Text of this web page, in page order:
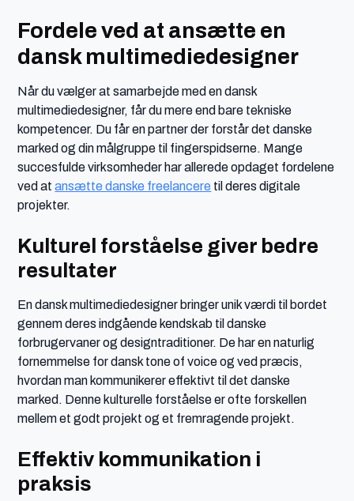
Fordele ved at ansætte en
dansk multimediedesigner
Når du vælger at samarbejde med en dansk
multimediedesigner, får du mere end bare tekniske
kompetencer. Du får en partner der forstår det danske
marked og din målgruppe til fingerspidserne. Mange
succesfulde virksomheder har allerede opdaget fordelene
ved atansætte danske freelanceretil deres digitale
projekter.
Kulturel forståelse giver bedre
resultater
En dansk multimediedesigner bringer unik værdi til bordet
gennem deres indgående kendskab til danske
forbrugervaner og designtraditioner. De har en naturlig
fornemmelse for dansk tone of voice og ved præcis,
hvordan man kommunikerer effektivt til det danske
marked. Denne kulturelle forståelse er ofte forskellen
mellem et godt projekt og et fremragende projekt.
Effektiv kommunikation i
praksis